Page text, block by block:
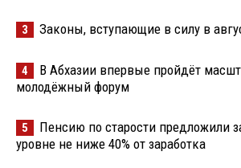
3 Законы, вступающие в силу в
4
В Абхазии впервые пройдёт
молодёжный форум
5
Пенсию по старости предложили
уровне не ниже 40% от заработка